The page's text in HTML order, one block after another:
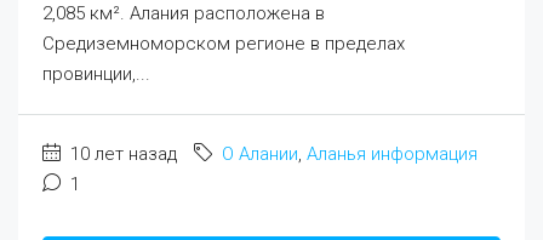
2,085 км². Алания расположена в
Средиземноморском регионе в пределах
провинции,...
10 лет назад О Алании, Аланья информация
1